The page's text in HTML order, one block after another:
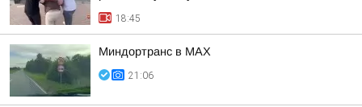
18:45
Миндортранс в MAX
21:06